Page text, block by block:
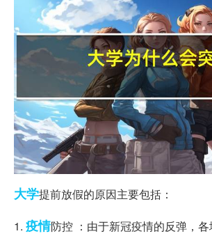
大学提前放假的原因主要包括：
1. 疫情防控 ：由于新冠疫情的反弹，